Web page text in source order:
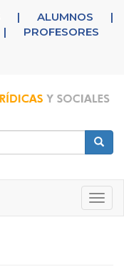
| ALUMNOS
|
| PROFESORES